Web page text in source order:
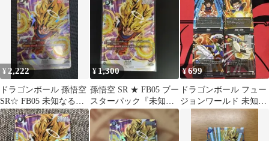
¥ 2,222
ドラゴンボール 孫悟空
SR☆ FB05 未知なる冒
険
¥ 1,300
孫悟空 SR ★ FB05 ブー
スターパック『未知な
る冒険』 FB05-100
¥699
ドラゴンボール フュー
ジョンワールド 未知な
る冒険 カード SR 4枚セ
ット